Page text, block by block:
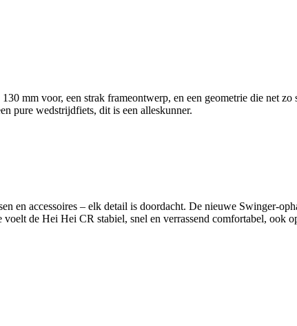
mm voor, een strak frameontwerp, en een geometrie die net
pure wedstrijdfiets, dit is een alleskunner.
en accessoires – elk detail is doordacht. De nieuwe Swinger-
de Hei Hei CR stabiel, snel en verrassend comfortabel, ook